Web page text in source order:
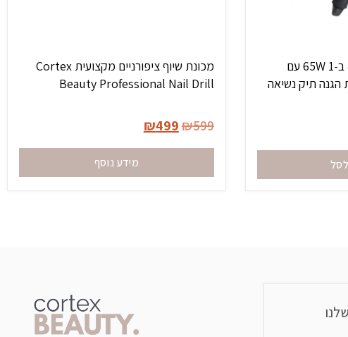
מסלסל שיער מקצועי 4 ב-1 65W עם
תיק נשיאה
מכונת שיוף ציפורניים מקצועית Cortex
Beauty Professional Nail Drill
₪599
₪499
מידע נוסף